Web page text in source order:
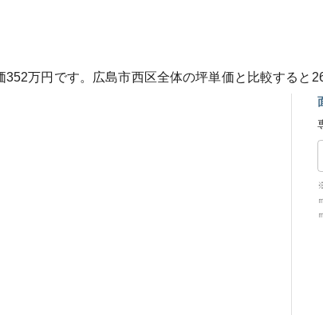
352万円です。 広島市西区全体の坪単価と比較すると